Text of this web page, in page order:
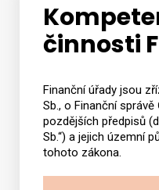
činnosti
Finanční úřady jsou
Sb., o Finanční správě
pozdějších předpisů
Sb.“) a jejich územní
tohoto zákona.